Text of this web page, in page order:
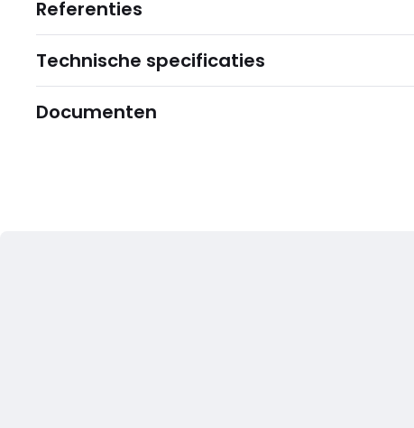
Referenties
Technische specificaties
Documenten